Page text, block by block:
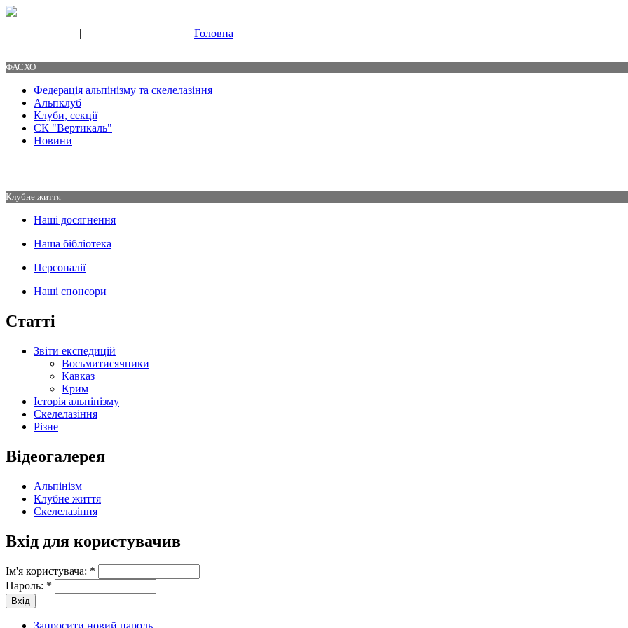
| Головна
ФАСХО
Федерація альпінізму та скелелазіння
Альпклуб
Клуби, секції
СК "Вертикаль"
Новини
Клубне життя
Наші досягнення
Наша бібліотека
Персоналії
Наші спонсори
Статті
Звіти експедицій
Восьмитисячники
Кавказ
Крим
Історія альпінізму
Скелелазіння
Різне
Відеогалерея
Альпінізм
Клубне життя
Скелелазіння
Вхід для користувачив
Ім'я користувача: *
Пароль: *